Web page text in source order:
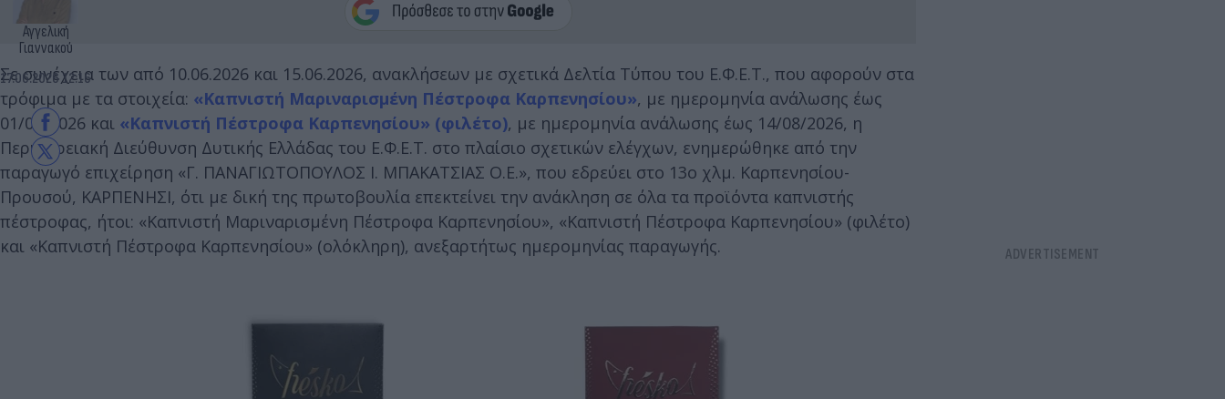
Αγγελική
Γιαννακού
17.06.2026 12:16
Σε συνέχεια των από 10.06.2026 και 15.06.2026, ανακλήσεων με σχετικά Δελτία Τύπου του Ε.Φ.Ε.Τ., που αφορούν στα
τρόφιμα με τα στοιχεία: «Καπνιστή Μαριναρισμένη Πέστροφα Καρπενησίου», με ημερομηνία ανάλωσης έως
01/09/2026 και «Καπνιστή Πέστροφα Καρπενησίου» (φιλέτο), με ημερομηνία ανάλωσης έως 14/08/2026, η
Περιφερειακή Διεύθυνση Δυτικής Ελλάδας του Ε.Φ.Ε.Τ. στο πλαίσιο σχετικών ελέγχων, ενημερώθηκε από την
παραγωγό επιχείρηση «Γ. ΠΑΝΑΓΙΩΤΟΠΟΥΛΟΣ Ι. ΜΠΑΚΑΤΣΙΑΣ Ο.Ε.», που εδρεύει στο 13ο χλμ. Καρπενησίου-
Προυσού, ΚΑΡΠΕΝΗΣΙ, ότι με δική της πρωτοβουλία επεκτείνει την ανάκληση σε όλα τα προϊόντα καπνιστής
πέστροφας, ήτοι: «Καπνιστή Μαριναρισμένη Πέστροφα Καρπενησίου», «Καπνιστή Πέστροφα Καρπενησίου» (φιλέτο)
και «Καπνιστή Πέστροφα Καρπενησίου» (ολόκληρη), ανεξαρτήτως ημερομηνίας παραγωγής.